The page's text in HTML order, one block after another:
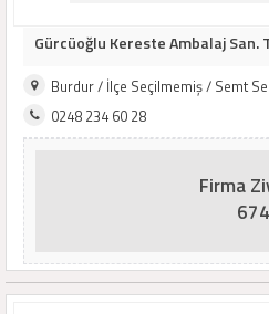
Gürcüoğlu Kereste Ambalaj San.
Burdur / İlçe Seçilmemiş / Semt
0248 234 60 28
Firma
674